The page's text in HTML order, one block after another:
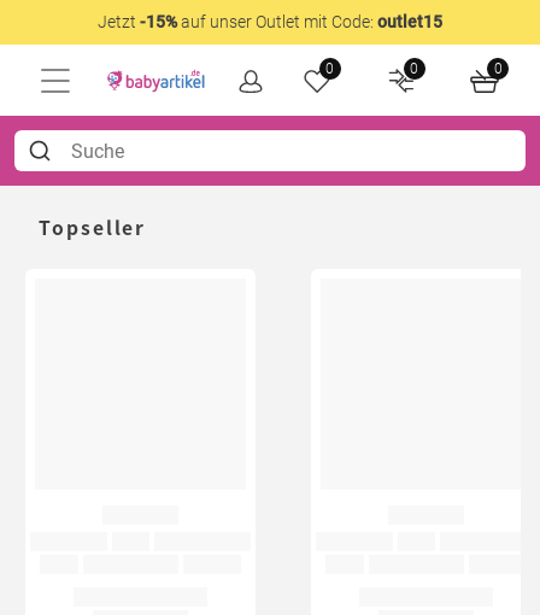
Jetzt -15%auf unser Outlet mit Code: outlet15
0 0 0
Topseller